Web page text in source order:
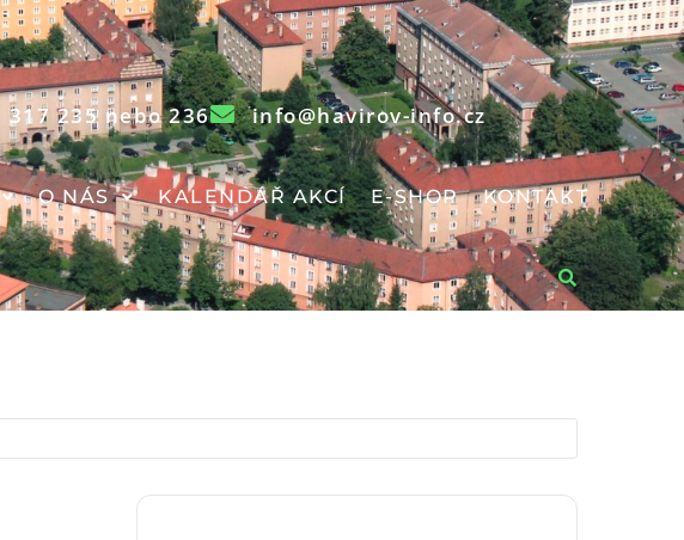
317 235 nebo 236 info@havirov-info.cz
O NÁS KALENDÁŘ AKCÍ E-SHOP KONTAKT